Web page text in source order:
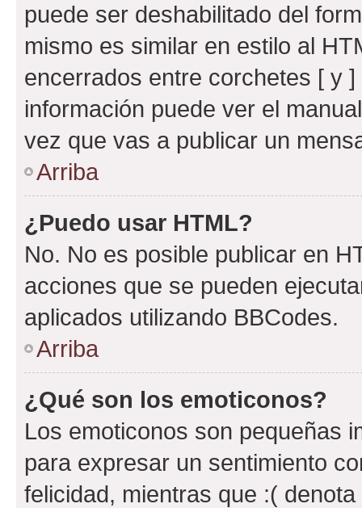
puede ser deshabilitado del
mismo es similar en estilo al
encerrados entre corchetes [ y
información puede ver el
vez que vas a publicar un
Arriba
¿Puedo usar HTML?
No. No es posible publicar en
acciones que se pueden
aplicados utilizando BBCodes.
Arriba
¿Qué son los emoticonos?
Los emoticonos son pequeñas
para expresar un sentimiento
felicidad, mientras que :(